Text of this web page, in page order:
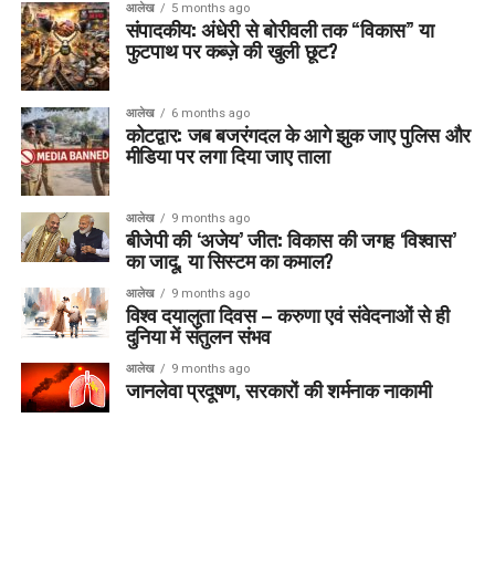
आलेख 5 months ago
संपादकीय: अंधेरी से बोरीवली तक “विकास” या
फुटपाथ पर कब्ज़े की खुली छूट?
आलेख 6 months ago
कोटद्वार: जब बजरंगदल के आगे झुक जाए पुलिस और
मीडिया पर लगा दिया जाए ताला
आलेख 9 months ago
बीजेपी की ‘अजेय’ जीत: विकास की जगह ‘विश्वास’
का जादू, या सिस्टम का कमाल?
आलेख 9 months ago
विश्व दयालुता दिवस – करुणा एवं संवेदनाओं से ही
दुनिया में संतुलन संभव
आलेख 9 months ago
जानलेवा प्रदूषण, सरकारों की शर्मनाक नाकामी